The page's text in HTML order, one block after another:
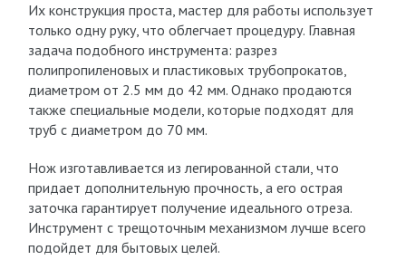
Их конструкция проста, мастер для работы использует
только одну руку, что облегчает процедуру. Главная
задача подобного инструмента: разрез
полипропиленовых и пластиковых трубопрокатов,
диаметром от 2.5 мм до 42 мм. Однако продаются
также специальные модели, которые подходят для
труб с диаметром до 70 мм.
Нож изготавливается из легированной стали, что
придает дополнительную прочность, а его острая
заточка гарантирует получение идеального отреза.
Инструмент с трещоточным механизмом лучше всего
подойдет для бытовых целей.